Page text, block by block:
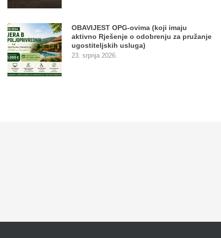
OBAVIJEST OPG-ovima (koji imaju
aktivno Rješenje o odobrenju za pružanje
ugostiteljskih usluga)
23. srpnja 2026.